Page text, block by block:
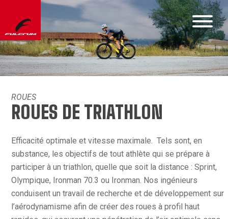
ROUES
ROUES DE TRIATHLON
Efficacité optimale et vitesse maximale. Tels sont, en
substance, les objectifs de tout athlète qui se prépare à
participer à un triathlon, quelle que soit la distance : Sprint,
Olympique, Ironman 70.3 ou Ironman. Nos ingénieurs
conduisent un travail de recherche et de développement sur
l’aérodynamisme afin de créer des roues à profil haut